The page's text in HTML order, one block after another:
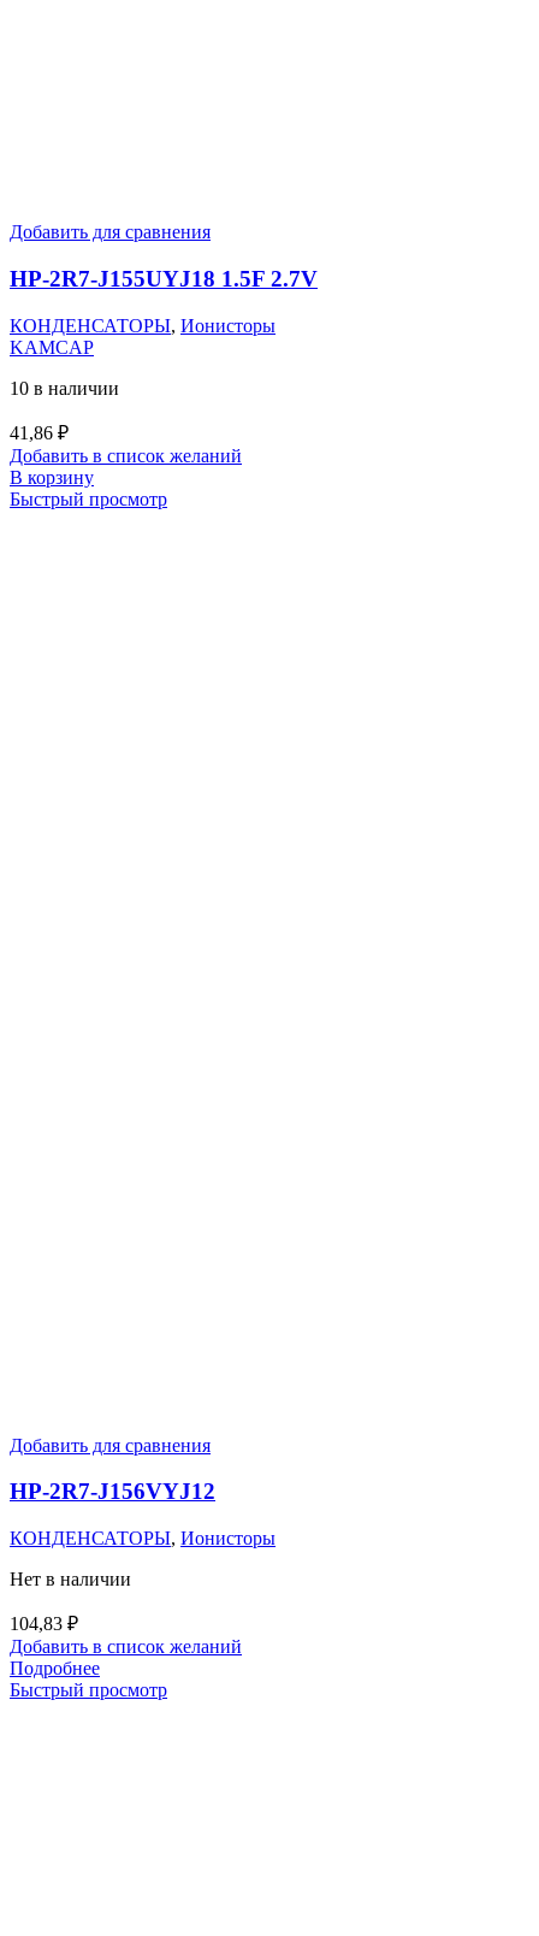
Добавить для сравнения
HP-2R7-J155UYJ18 1.5F 2.7V
КОНДЕНСАТОРЫ, Ионисторы
KAMCAP
10 в наличии
41,86 ₽
Добавить в список желаний
В корзину
Быстрый просмотр
Добавить для сравнения
HP-2R7-J156VYJ12
КОНДЕНСАТОРЫ, Ионисторы
Нет в наличии
104,83 ₽
Добавить в список желаний
Подробнее
Быстрый просмотр